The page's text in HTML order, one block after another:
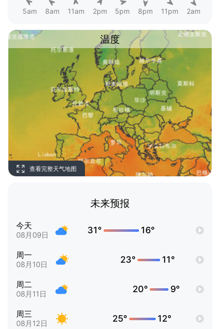
5am 8am 11am 2pm 5pm 8pm 11pm 2am
温度
查看完整天气地图
未来预报
今天
08月09日 31° 16°
周一
08月10日 23° 11°
周二
08月11日 20° 9°
周三
08月12日 25° 12°